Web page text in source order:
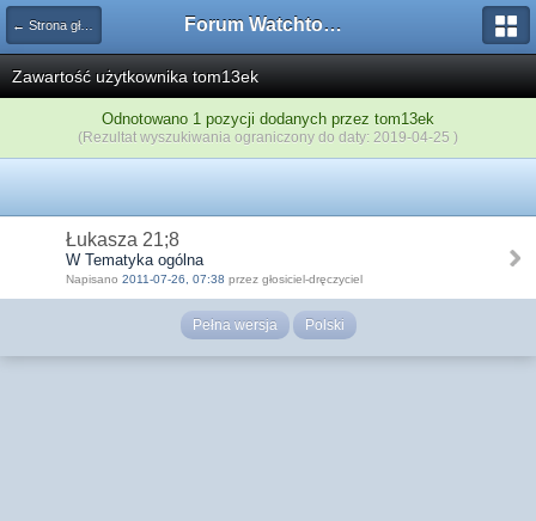
← Strona główna Forum Watchtower
Zawartość użytkownika tom13ek
Odnotowano 1 pozycji dodanych przez tom13ek
(Rezultat wyszukiwania ograniczony do daty: 2019-04-25 )
Łukasza 21;8
W Tematyka ogólna
Napisano 2011-07-26, 07:38 przez głosiciel-dręczyciel
Pełna wersja Polski